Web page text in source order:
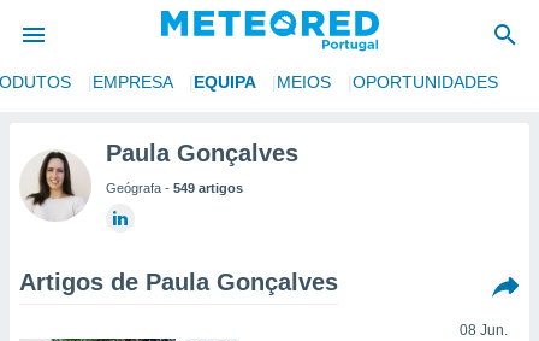
foi
fornecidas
EMPRESA EQUIPA MEIOS OPORTUNIDADES
Paula Gonçalves
Geógrafa - 549 artigos
Artigos de Paula Gonçalves
08 Jun.